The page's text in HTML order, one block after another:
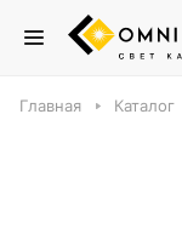
Главная Каталог